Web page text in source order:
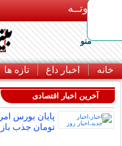
بـیتوتــه
منو
خانه اخبار داغ تازه ها
آخرین اخبار اقتصادی
تومان جذب